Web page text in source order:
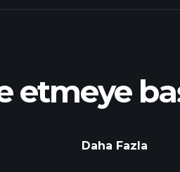
etmeye
Daha Fazla